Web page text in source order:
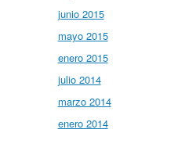
junio 2015
mayo 2015
enero 2015
julio 2014
marzo 2014
enero 2014